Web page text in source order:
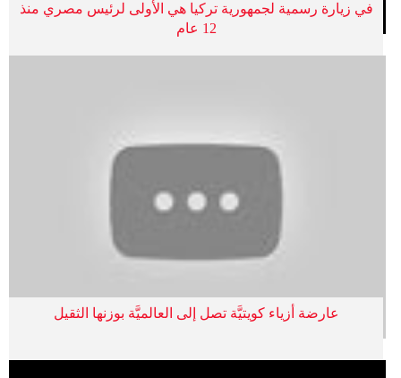
في زيارة رسمية لجمهورية تركيا هي الأولى لرئيس مصري منذ
12 عام
عارضة أزياء كويتيَّة تصل إلى العالميَّة بوزنها الثقيل